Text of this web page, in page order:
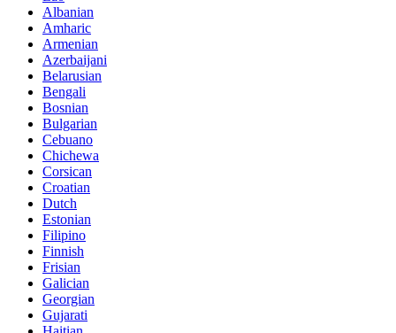
Albanian
Amharic
Armenian
Azerbaijani
Belarusian
Bengali
Bosnian
Bulgarian
Cebuano
Chichewa
Corsican
Croatian
Dutch
Estonian
Filipino
Finnish
Frisian
Galician
Georgian
Gujarati